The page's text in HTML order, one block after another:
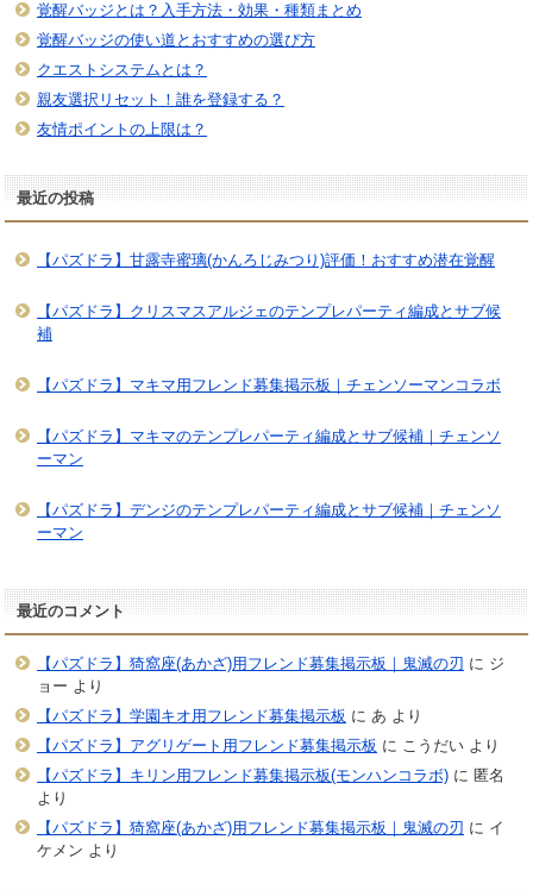
覚醒バッジとは？入手方法・効果・種類まとめ
覚醒バッジの使い道とおすすめの選び方
クエストシステムとは？
親友選択リセット！誰を登録する？
友情ポイントの上限は？
最近の投稿
【パズドラ】甘露寺蜜璃(かんろじみつり)評価！おすすめ潜在覚醒
【パズドラ】クリスマスアルジェのテンプレパーティ編成とサブ候
補
【パズドラ】マキマ用フレンド募集掲示板｜チェンソーマンコラボ
【パズドラ】マキマのテンプレパーティ編成とサブ候補｜チェンソ
ーマン
【パズドラ】デンジのテンプレパーティ編成とサブ候補｜チェンソ
ーマン
最近のコメント
【パズドラ】猗窩座(あかざ)用フレンド募集掲示板｜鬼滅の刃 に ジ
ョー より
【パズドラ】学園キオ用フレンド募集掲示板 に あ より
【パズドラ】アグリゲート用フレンド募集掲示板 に こうだいより
【パズドラ】キリン用フレンド募集掲示板(モンハンコラボ)に 匿名
より
【パズドラ】猗窩座(あかざ)用フレンド募集掲示板｜鬼滅の刃 に イ
ケメン より